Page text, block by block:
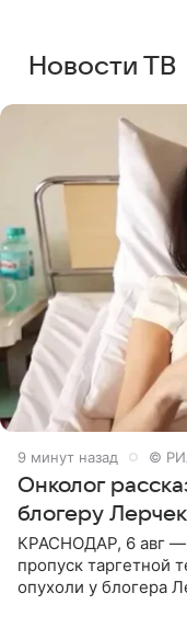
Новости ТВ
9 минут назад ©
Онколог
блогеру
КРАСНОДАР, 6 авг
пропуск таргетной
опухоли у блогера